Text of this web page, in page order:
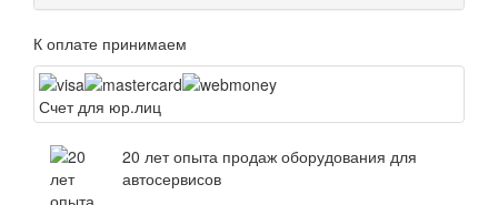
К оплате принимаем
Счет для юр.лиц
20 лет опыта продаж оборудования для
автосервисов